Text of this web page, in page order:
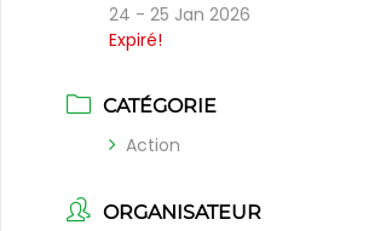
24 - 25 Jan 2026
Expiré!
CATÉGORIE
Action
ORGANISATEUR